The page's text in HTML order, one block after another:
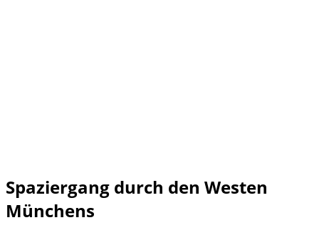
Spaziergang durch den Westen
Münchens